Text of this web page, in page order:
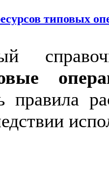
типовых
правила